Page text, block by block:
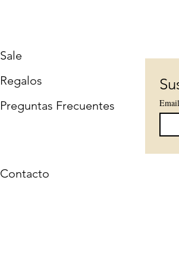
Sale
Regalos
Preguntas Frecuentes
Email
Contacto